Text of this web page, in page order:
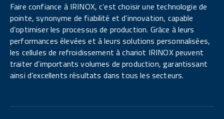
Faire confiance à IRINOX, c’est choisir une technologie de
pointe, synonyme de fiabilité et d’innovation, capable
d’optimiser les processus de production. Grâce à leurs
performances élevées et à leurs solutions personnalisées,
les cellules de refroidissement à chariot IRINOX peuvent
traiter d’importants volumes de production, garantissant
ainsi d’excellents résultats dans tous les secteurs.